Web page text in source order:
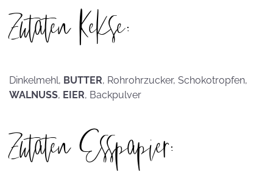
Zutaten Kekse:
Dinkelmehl, BUTTER, Rohrohrzucker, Schokotropfen,
WALNUSS, EIER, Backpulver
Zutaten Esspapier: